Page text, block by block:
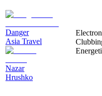
Danger
Asia Travel
Nazar
Hrushko